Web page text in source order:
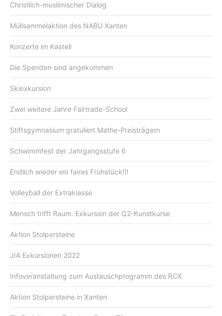
Christlich-muslimischer Dialog
Müllsammelaktion des NABU Xanten
Konzerte im Kastell
Die Spenden sind angekommen
Skiexkursion
Zwei weitere Jahre Fairtrade-School
Stiftsgymnasium gratuliert Mathe-Preisträgern
Schwimmfest der Jahrgangsstufe 6
Endlich wieder ein faires Frühstück!!!
Volleyball der Extraklasse
Mensch trifft Raum. Exkursion der Q2-Kunstkurse
Aktion Stolpersteine
JIA Exkursionen 2022
Infoveranstaltung zum Austauschprogramm des RCX
Aktion Stolpersteine in Xanten